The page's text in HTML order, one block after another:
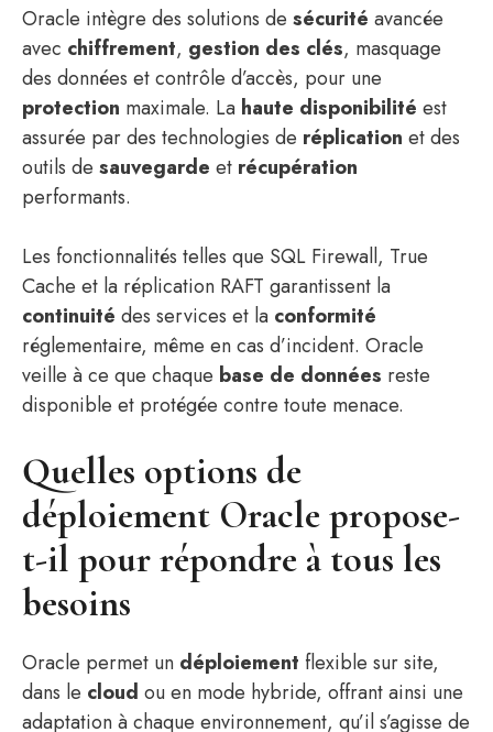
Oracle intègre des solutions de sécurité avancée
avec chiffrement, gestion des clés, masquage
des données et contrôle d’accès, pour une
protection maximale. La haute disponibilité est
assurée par des technologies de réplication et des
outils de sauvegarde et récupération
performants.
Les fonctionnalités telles que SQL Firewall, True
Cache et la réplication RAFT garantissent la
continuité des services et la conformité
réglementaire, même en cas d’incident. Oracle
veille à ce que chaque base de données reste
disponible et protégée contre toute menace.
Quelles options de
déploiement Oracle propose-
t-il pour répondre à tous les
besoins
Oracle permet un déploiement flexible sur site,
dans le cloud ou en mode hybride, offrant ainsi une
adaptation à chaque environnement, qu’il s’agisse de